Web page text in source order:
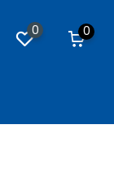
0 0